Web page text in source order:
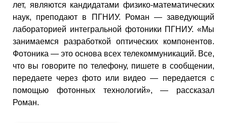
лет, являются кандидатами физико-математических
наук, преподают в ПГНИУ. Роман — заведующий
лабораторией интегральной фотоники ПГНИУ. «Мы
занимаемся разработкой оптических компонентов.
Фотоника — это основа всех телекоммуникаций. Все,
что вы говорите по телефону, пишете в сообщении,
передаете через фото или видео — передается с
помощью фотонных технологий», — рассказал
Роман.